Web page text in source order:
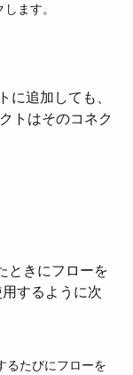
ます。
追加しても、
トはそのコネク
ときにフローを
するように次
るたびにフローを